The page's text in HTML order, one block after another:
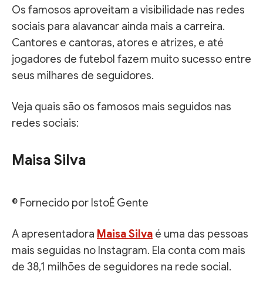
Os famosos aproveitam a visibilidade nas redes
sociais para alavancar ainda mais a carreira.
Cantores e cantoras, atores e atrizes, e até
jogadores de futebol fazem muito sucesso entre
seus milhares de seguidores.
Veja quais são os famosos mais seguidos nas
redes sociais:
Maisa Silva
© Fornecido por IstoÉ Gente
A apresentadora Maisa Silva é uma das pessoas
mais seguidas no Instagram. Ela conta com mais
de 38,1 milhões de seguidores na rede social.